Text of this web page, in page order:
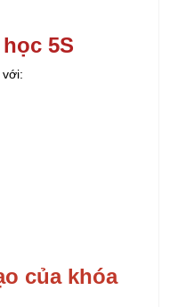
của khóa
lĩnh vực 5S với nhiều
các doanh nghiệp